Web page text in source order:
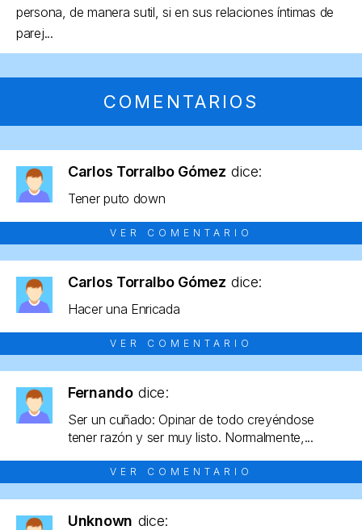
persona, de manera sutil, si en sus relaciones íntimas de
parej...
COMENTARIOS
Carlos Torralbo Gómez dice:
Tener puto down
VER COMENTARIO
Carlos Torralbo Gómez dice:
Hacer una Enricada
VER COMENTARIO
Fernando dice:
Ser un cuñado: Opinar de todo creyéndose
tener razón y ser muy listo. Normalmente,...
VER COMENTARIO
Unknown dice: